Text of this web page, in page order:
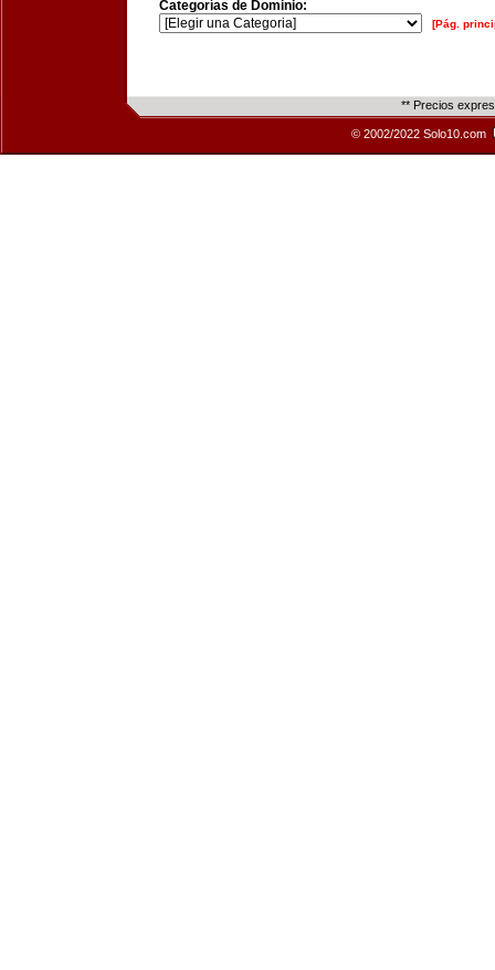
Categorías de Dominio:
[Pág.
** Precios
© 2002/2022 Solo10.com